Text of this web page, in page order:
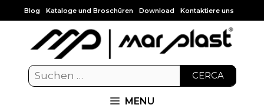
Blog Kataloge und Broschüren Download Kontaktiere uns
CERCA
MENU